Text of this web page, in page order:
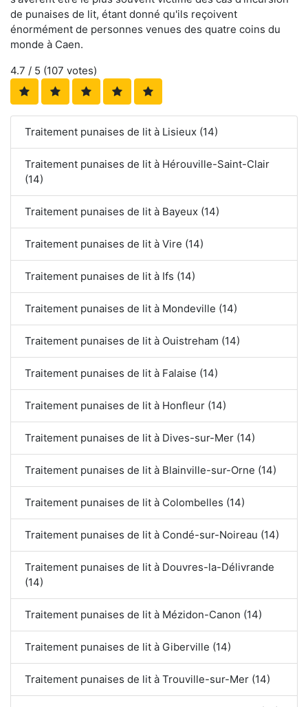
de punaises de lit, étant donné qu'ils reçoivent
énormément de personnes venues des quatre coins du
monde à Caen.
4.7 / 5 (107 votes)
Traitement punaises de lit à Lisieux (14)
Traitement punaises de lit à Hérouville-Saint-Clair
(14)
Traitement punaises de lit à Bayeux (14)
Traitement punaises de lit à Vire (14)
Traitement punaises de lit à Ifs (14)
Traitement punaises de lit à Mondeville (14)
Traitement punaises de lit à Ouistreham (14)
Traitement punaises de lit à Falaise (14)
Traitement punaises de lit à Honfleur (14)
Traitement punaises de lit à Dives-sur-Mer (14)
Traitement punaises de lit à Blainville-sur-Orne (14)
Traitement punaises de lit à Colombelles (14)
Traitement punaises de lit à Condé-sur-Noireau (14)
Traitement punaises de lit à Douvres-la-Délivrande
(14)
Traitement punaises de lit à Mézidon-Canon (14)
Traitement punaises de lit à Giberville (14)
Traitement punaises de lit à Trouville-sur-Mer (14)